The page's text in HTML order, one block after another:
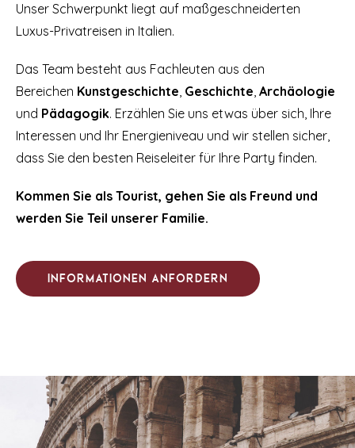
Unser Schwerpunkt liegt auf maßgeschneiderten
Luxus-Privatreisen in Italien.
Das Team besteht aus Fachleuten aus den
Bereichen Kunstgeschichte, Geschichte, Archäologie
und Pädagogik. Erzählen Sie uns etwas über sich, Ihre
Interessen und Ihr Energieniveau und wir stellen sicher,
dass Sie den besten Reiseleiter für Ihre Party finden.
Kommen Sie als Tourist, gehen Sie als Freund und
werden Sie Teil unserer Familie.
Informationen anfordern